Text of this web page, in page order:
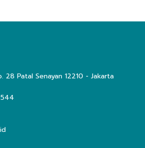
28 Patal Senayan 12210 - Jakarta